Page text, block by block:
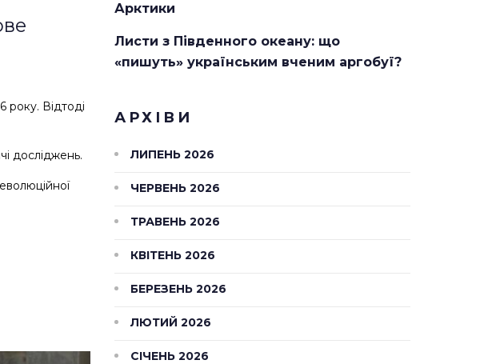
року. Відтоді
досліджень.
Арктики
Листи з Південного океану: що
«пишуть» українським вченим аргобуї?
АРХІВИ
ЛИПЕНЬ 2026
ЧЕРВЕНЬ 2026
ТРАВЕНЬ 2026
КВІТЕНЬ 2026
БЕРЕЗЕНЬ 2026
ЛЮТИЙ 2026
СІЧЕНЬ 2026